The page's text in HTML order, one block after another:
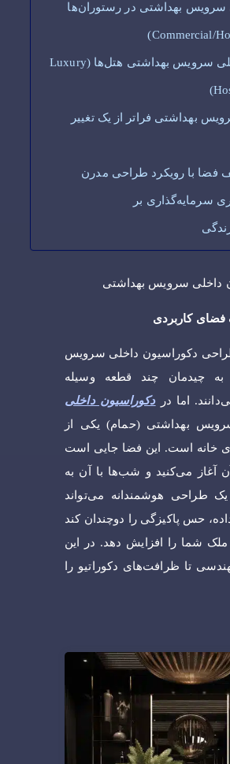
سرویس بهداشتی در رستوران‌ها
10. طراحی داخلی سرویس بهداشتی هتل‌ها (Luxury
بهداشتی فراتر از یک تغییر
سرمایه‌گذاری بر
داخلی سرویس بهداشتی
فضای کاربردی
طراحی دکوراسیون داخلی سرویس
به چیدمان چند قطعه وسیله
اما دردکوراسیون داخلی
بهداشتی (حمام) یکی از
خانه است. این فضا جایی است
آغاز می‌کنید و شب‌ها با آن به
طراحی هوشمندانه می‌تواند
حس پاکیزگی را دوچندان کند
شما را افزایش دهد. در این
تا ظرافت‌های دکوراتیو را